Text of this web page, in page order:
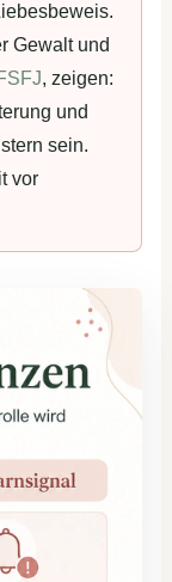
Gewalt und
, zeigen:
und
sein.
vor